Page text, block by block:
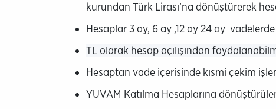
kurundan Türk Lirası’na dönüştürerek
Hesaplar 3 ay, 6 ay ,12 ay 24 ay
TL olarak hesap açılışından
Hesaptan vade içerisinde kısmi çekim
YUVAM Katılma Hesaplarına